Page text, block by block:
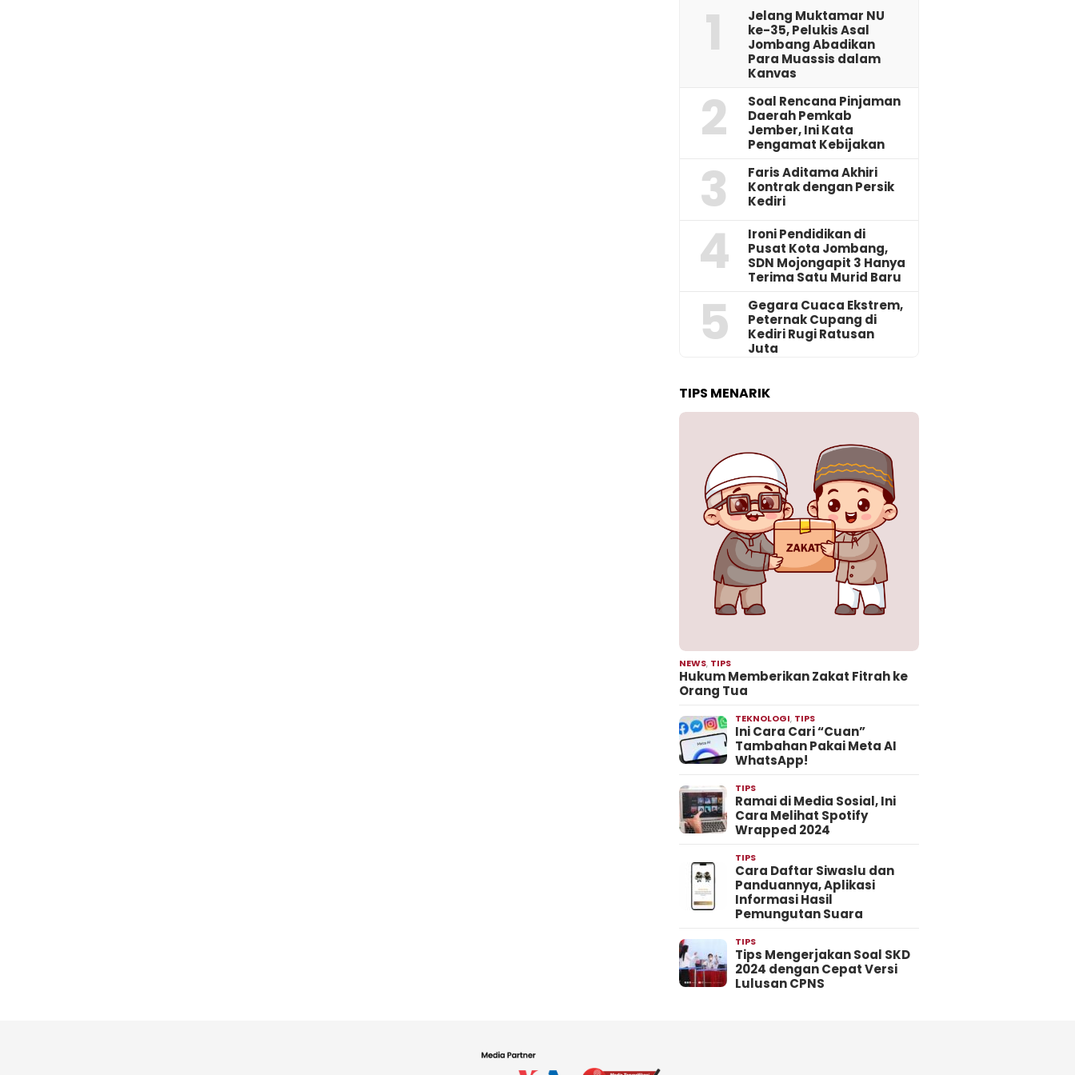
1
Jelang Muktamar NU
ke-35, Pelukis Asal
Jombang Abadikan
Para Muassis dalam
Kanvas
2
‎Soal Rencana Pinjaman
Daerah Pemkab
Jember, Ini Kata
Pengamat Kebijakan ‎
3
Faris Aditama Akhiri
Kontrak dengan Persik
Kediri
4
Ironi Pendidikan di
Pusat Kota Jombang,
SDN Mojongapit 3 Hanya
Terima Satu Murid Baru
5
‎Gegara Cuaca Ekstrem,
Peternak Cupang di
Kediri Rugi Ratusan
Juta
TIPS MENARIK
NEWS, TIPS
Hukum Memberikan Zakat Fitrah ke
Orang Tua
TEKNOLOGI, TIPS
Ini Cara Cari “Cuan”
Tambahan Pakai Meta AI
WhatsApp!
TIPS
Ramai di Media Sosial, Ini
Cara Melihat Spotify
Wrapped 2024
TIPS
Cara Daftar Siwaslu dan
Panduannya, Aplikasi
Informasi Hasil
Pemungutan Suara
TIPS
Tips Mengerjakan Soal SKD
2024 dengan Cepat Versi
Lulusan CPNS